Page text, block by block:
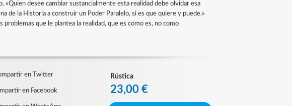
«Quien desee cambiar sustancialmente esta realidad debe olvidar esa
de la Historia a construir un Poder Paralelo, si es que quiere y puede.»
que le plantea la realidad, que es como es, no como
en Twitter
en Facebook
Rústica
23,00 €